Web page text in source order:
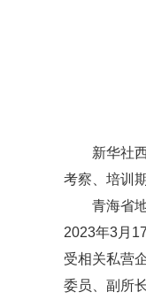
新华社
考察、培训
青海省
2023年3月
受相关私营
委员、副所